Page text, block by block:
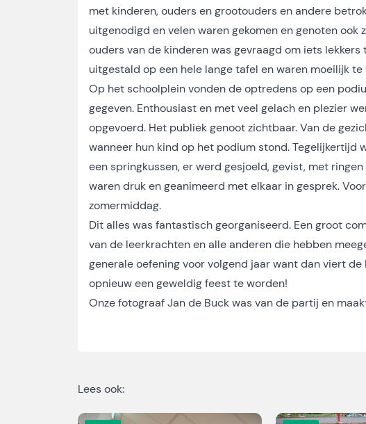
met kinderen, ouders en grootouders en andere
uitgenodigd en velen waren gekomen en genoten
ouders van de kinderen was gevraagd om iets
uitgestald op een hele lange tafel en waren moeilijk
Op het schoolplein vonden de optredens op een
gegeven. Enthousiast en met veel gelach en plezier
opgevoerd. Het publiek genoot zichtbaar. Van de
wanneer hun kind op het podium stond. Tegelijkertijd
een springkussen, er werd gesjoeld, gevist, met
waren druk en geanimeerd met elkaar in gesprek.
zomermiddag.
Dit alles was fantastisch georganiseerd. Een groot
van de leerkrachten en alle anderen die hebben
generale oefening voor volgend jaar want dan viert
opnieuw een geweldig feest te worden!
Onze fotograaf Jan de Buck was van de partij en
Lees ook: